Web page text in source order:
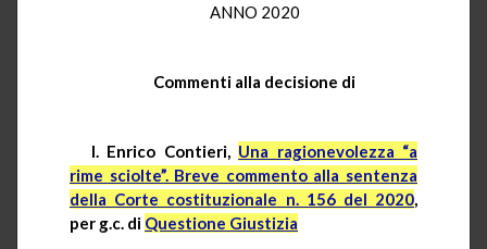
ANNO 2020
Commenti alla decisione di
I. Enrico Contieri, Una ragionevolezza “a
rime sciolte”. Breve commento alla sentenza
della Corte costituzionale n. 156 del 2020,
per g.c. di Questione Giustizia